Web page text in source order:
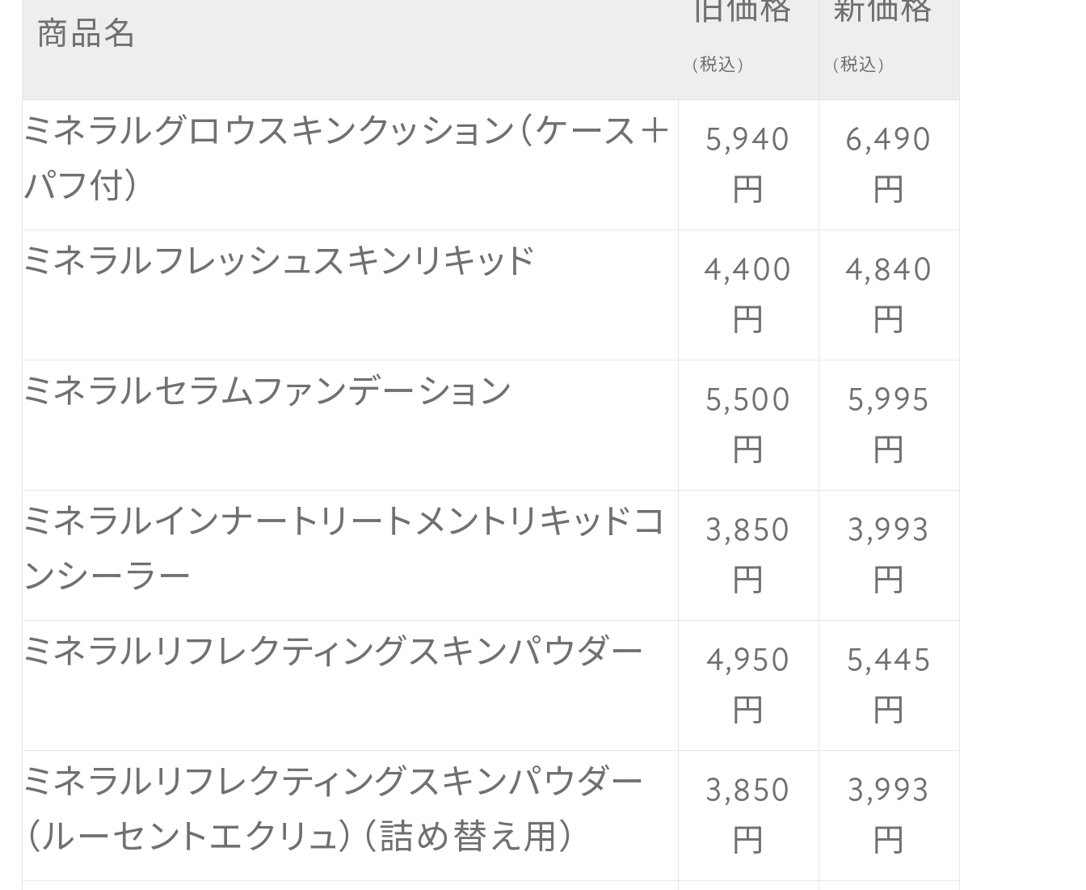
商品名
旧価格
(税込)
新価格
(税込)
ミネラルグロウスキンクッション（ケース＋
パフ付）
5,940
円
6,490
円
ミネラルフレッシュスキンリキッド
4,400
円
4,840
円
ミネラルセラムファンデーション
5,500
円
5,995
円
ミネラルインナートリートメントリキッドコ
ンシーラー
3,850
円
3,993
円
ミネラルリフレクティングスキンパウダー
4,950
円
5,445
円
ミネラルリフレクティングスキンパウダー
（ルーセントエクリュ）（詰め替え用）
3,850
円
3,993
円